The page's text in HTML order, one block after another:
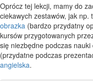
Oprócz tej lekcji, mamy do
ciekawych zestawów, jak np.
obrazka (bardzo przydatny
kursów przygotowanych
się niezbędne podczas nauki
(przydatne podczas
angielska.